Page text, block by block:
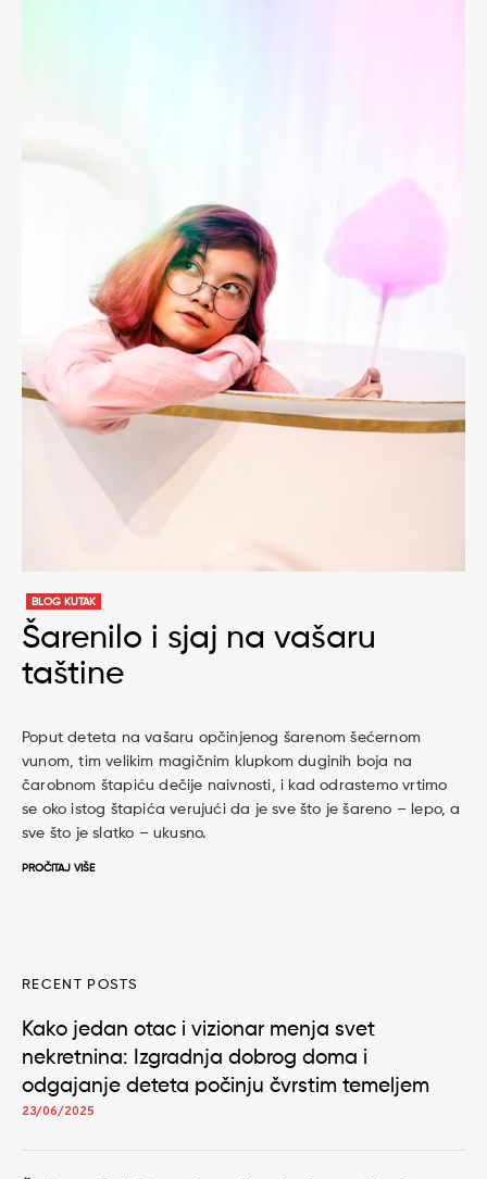
BLOG KUTAK
Šarenilo i sjaj na vašaru
taštine
Poput deteta na vašaru opčinjenog šarenom šećernom
vunom, tim velikim magičnim klupkom duginih boja na
čarobnom štapiću dečije naivnosti, i kad odrastemo vrtimo
se oko istog štapića verujući da je sve što je šareno – lepo, a
sve što je slatko – ukusno.
PROČITAJ VIŠE
RECENT POSTS
Kako jedan otac i vizionar menja svet
nekretnina: Izgradnja dobrog doma i
odgajanje deteta počinju čvrstim temeljem
23/06/2025